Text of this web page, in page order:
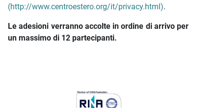
(http://www.centroestero.org/it/privacy.html).
Le adesioni verranno accolte in ordine di arrivo per
un massimo di 12 partecipanti.